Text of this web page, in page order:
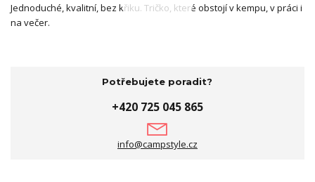
Jednoduché, kvalitní, bez křiku. Tričko, které obstojí v kempu, v práci i
na večer.
Potřebujete poradit?
+420 725 045 865
info@campstyle.cz